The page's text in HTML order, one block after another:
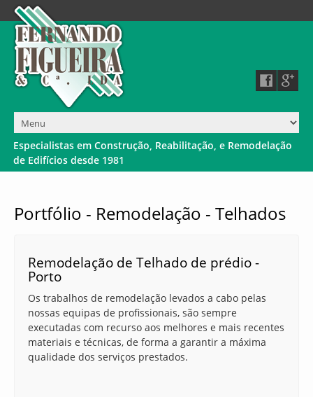
Especialistas em Construção, Reabilitação, e Remodelação
de Edifícios desde 1981
Portfólio - Remodelação - Telhados
Remodelação de Telhado de prédio -
Porto
Os trabalhos de remodelação levados a cabo pelas
nossas equipas de profissionais, são sempre
executadas com recurso aos melhores e mais recentes
materiais e técnicas, de forma a garantir a máxima
qualidade dos serviços prestados.